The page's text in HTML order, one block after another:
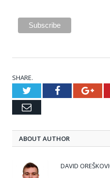
SHARE.
TwitterFacebook
Email
ABOUT AUTHOR
DAVID